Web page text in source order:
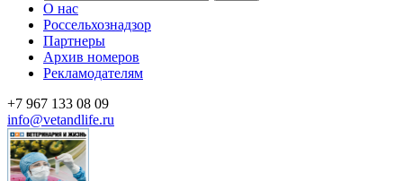
О нас
Россельхознадзор
Партнеры
Архив номеров
Рекламодателям
+7 967 133 08 09
info@vetandlife.ru